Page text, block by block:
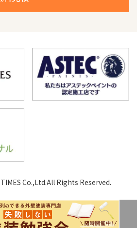
Co.,Ltd.All Rights Reserved.